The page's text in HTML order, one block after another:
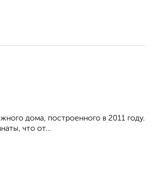
дома, построенного в 2011 году.
что от...